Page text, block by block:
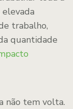
trabalho,
quantidade
não tem volta.